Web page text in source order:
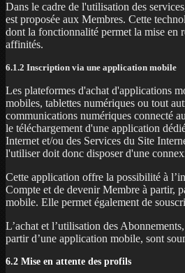
Dans le cadre de l'utilisation des
est proposée aux Membres. Cette
dont la fonctionnalité permet la mise en
affinités.
6.1.2 Inscription via une application mobile
Les plateformes d'achat d'applications
mobiles, tablettes numériques ou tout
communications numériques connecté
le téléchargement d'une application
Internet et/ou des Services du Site
l'utiliser doit donc disposer d'une
Cette application offre la possibilité à
Compte et de devenir Membre à partir,
mobile. Elle permet également de
L’achat et l’utilisation des
partir d’une application mobile, sont
6.2 Mise en attente des profils